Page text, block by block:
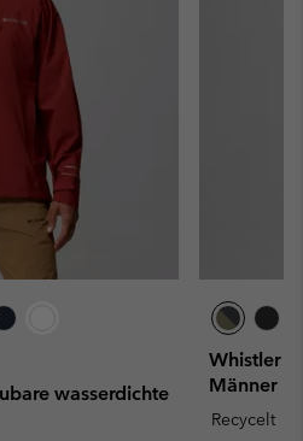
wasserdichte
Whistler
Männer
Recycelt